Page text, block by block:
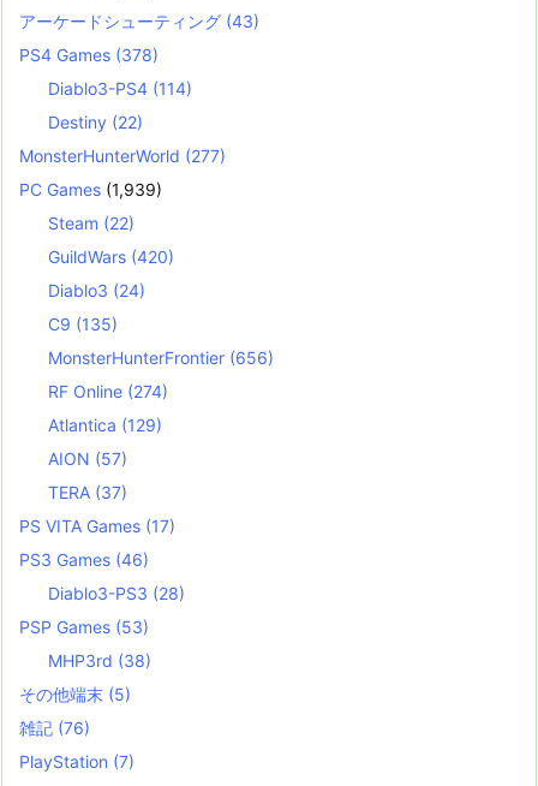
アーケードシューティング (43)
PS4 Games (378)
Diablo3-PS4 (114)
Destiny (22)
MonsterHunterWorld (277)
PC Games (1,939)
Steam (22)
GuildWars (420)
Diablo3 (24)
C9 (135)
MonsterHunterFrontier (656)
RF Online (274)
Atlantica (129)
AION (57)
TERA (37)
PS VITA Games (17)
PS3 Games (46)
Diablo3-PS3 (28)
PSP Games (53)
MHP3rd (38)
その他端末 (5)
雑記 (76)
PlayStation (7)